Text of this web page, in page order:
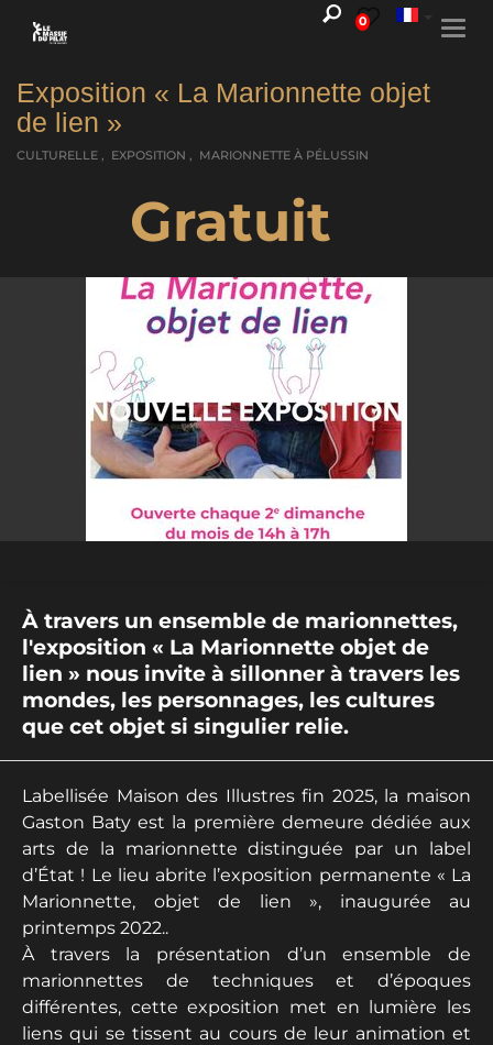
0
Exposition « La Marionnette objet
de lien »
CULTURELLE , EXPOSITION , MARIONNETTE À PÉLUSSIN
Gratuit
À travers un ensemble de marionnettes,
l'exposition « La Marionnette objet de
lien » nous invite à sillonner à travers les
mondes, les personnages, les cultures
que cet objet si singulier relie.
Labellisée Maison des Illustres fin 2025, la maison
Gaston Baty est la première demeure dédiée aux
arts de la marionnette distinguée par un label
d’État ! Le lieu abrite l’exposition permanente « La
Marionnette, objet de lien », inaugurée au
printemps 2022..
À travers la présentation d’un ensemble de
marionnettes de techniques et d’époques
différentes, cette exposition met en lumière les
liens qui se tissent au cours de leur animation et